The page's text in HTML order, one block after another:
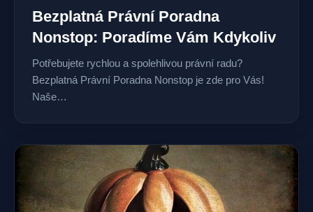
Bezplatná Právní Poradna
Nonstop: Poradíme Vám Kdykoliv
Potřebujete rychlou a spolehlivou právní radu?
Bezplatná Právní Poradna Nonstop je zde pro Vás!
Naše…